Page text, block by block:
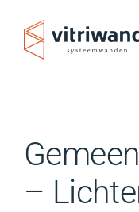
naar
inhoud
–